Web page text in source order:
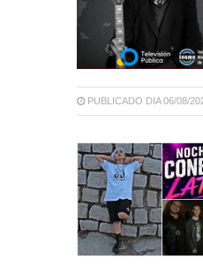
PUBLICADO DIA 06/08/